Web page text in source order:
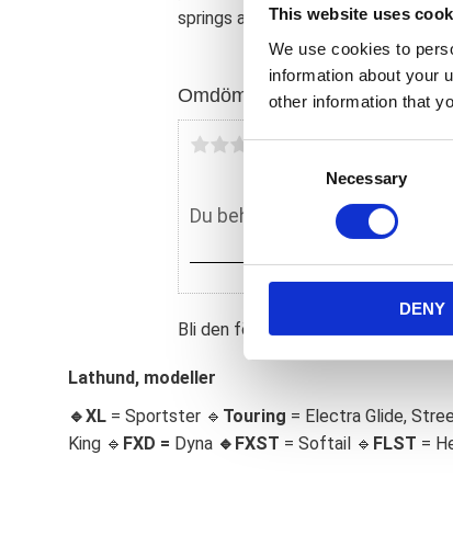
This website uses
We use cookies to
information about your
other information that
C
S
e
e
c
Necessary
DENY
springs and necessary spacers.
Omdömen
Du
Bli den första att lämna ett
Lathund, modeller
🔹XL = Sportster 🔹 Touring = Electra Glide,
King 🔹 FXD = Dyna 🔹 FXST = Softail 🔹 FLST =